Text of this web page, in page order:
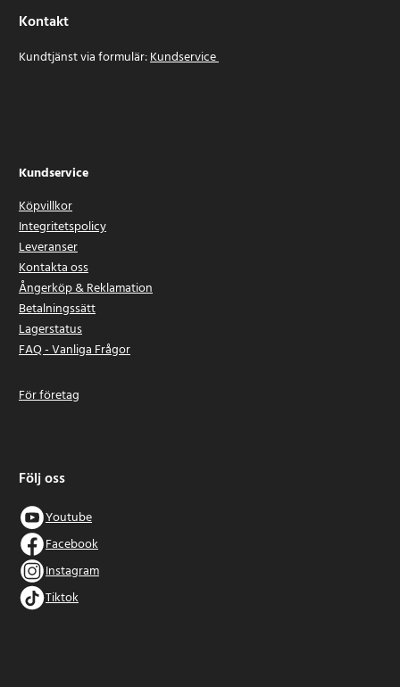
Kontakt
Kundtjänst via formulär:Kundservice
Kundservice
Köpvillkor
Integritetspolicy
Leveranser
Kontakta oss
Ångerköp & Reklamation
Betalningssätt
Lagerstatus
FAQ - Vanliga Frågor
För företag
Följ oss
Youtube
Facebook
Instagram
Tiktok